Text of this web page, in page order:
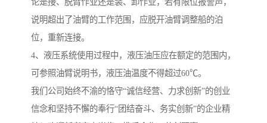
论是接、脱臂作业还是装、卸作业，若有限位报警声，
说明超出了油臂的工作范围，应脱开油臂调整船的泊
位，重新连接。
4、液压系统使用过程中，液压油压应在额定的范围内，
可参照油臂说明书，液压油温度不得超过60℃。
我们公司始终不渝的恪守“诚信经营、力求创新”的创业
信念和坚持不懈的奉行“团结奋斗、务实创新”的企业精